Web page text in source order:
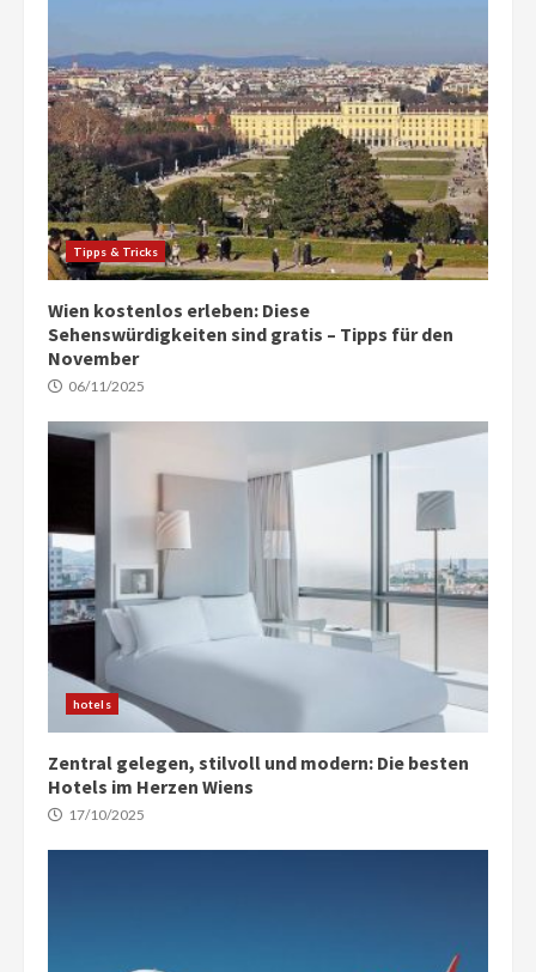
Tipps & Tricks
Wien kostenlos erleben: Diese
Sehenswürdigkeiten sind gratis – Tipps für den
November
06/11/2025
hotels
Zentral gelegen, stilvoll und modern: Die besten
Hotels im Herzen Wiens
17/10/2025